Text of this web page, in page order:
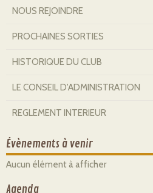
NOUS REJOINDRE
PROCHAINES SORTIES
HISTORIQUE DU CLUB
LE CONSEIL D'ADMINISTRATION
REGLEMENT INTERIEUR
Évènements à venir
Aucun élément à afficher
Agenda